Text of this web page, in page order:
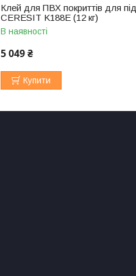
Клей для ПВХ покриттів для
CERESIT K188E (12 кг)
В наявності
5 049 ₴
Купити